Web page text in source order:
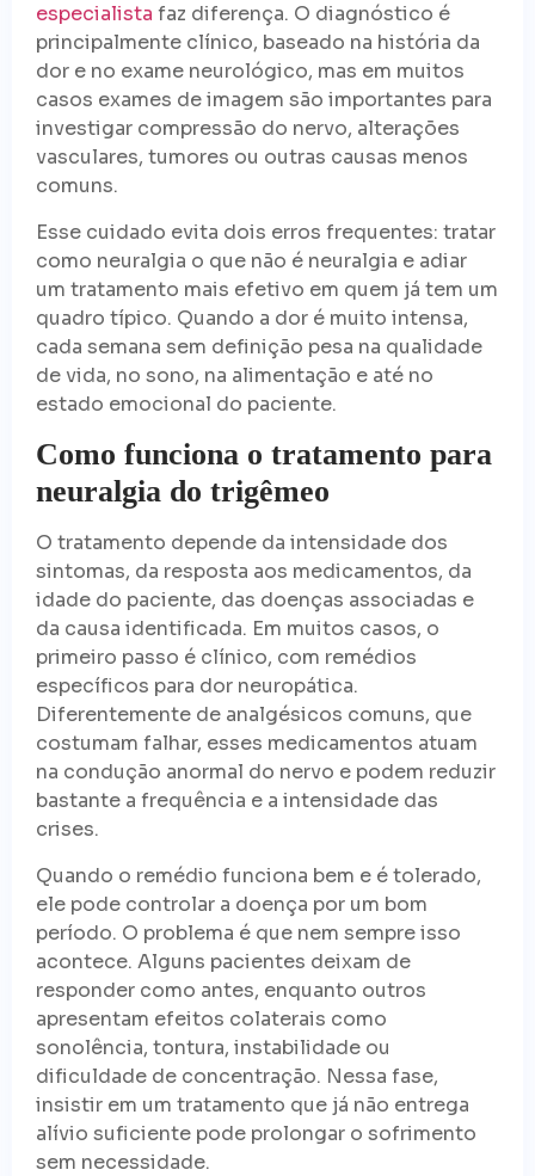
especialista faz diferença. O diagnóstico é
principalmente clínico, baseado na história da
dor e no exame neurológico, mas em muitos
casos exames de imagem são importantes para
investigar compressão do nervo, alterações
vasculares, tumores ou outras causas menos
comuns.
Esse cuidado evita dois erros frequentes: tratar
como neuralgia o que não é neuralgia e adiar
um tratamento mais efetivo em quem já tem um
quadro típico. Quando a dor é muito intensa,
cada semana sem definição pesa na qualidade
de vida, no sono, na alimentação e até no
estado emocional do paciente.
Como funciona o tratamento para
neuralgia do trigêmeo
O tratamento depende da intensidade dos
sintomas, da resposta aos medicamentos, da
idade do paciente, das doenças associadas e
da causa identificada. Em muitos casos, o
primeiro passo é clínico, com remédios
específicos para dor neuropática.
Diferentemente de analgésicos comuns, que
costumam falhar, esses medicamentos atuam
na condução anormal do nervo e podem reduzir
bastante a frequência e a intensidade das
crises.
Quando o remédio funciona bem e é tolerado,
ele pode controlar a doença por um bom
período. O problema é que nem sempre isso
acontece. Alguns pacientes deixam de
responder como antes, enquanto outros
apresentam efeitos colaterais como
sonolência, tontura, instabilidade ou
dificuldade de concentração. Nessa fase,
insistir em um tratamento que já não entrega
alívio suficiente pode prolongar o sofrimento
sem necessidade.